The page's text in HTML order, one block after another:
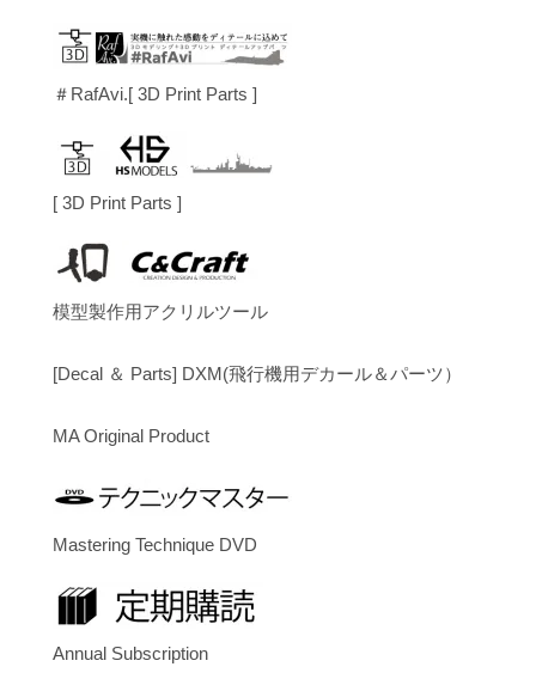
＃RafAvi.[ 3D Print Parts ]
[ 3D Print Parts ]
模型製作用アクリルツール
[Decal ＆ Parts] DXM(飛行機用デカール＆パーツ）
MA Original Product
Mastering Technique DVD
Annual Subscription